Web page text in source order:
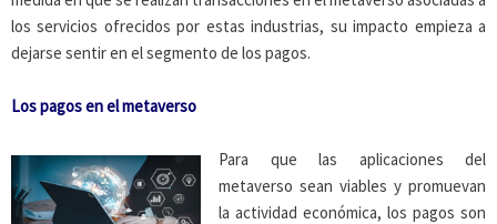
los servicios ofrecidos por estas industrias, su impacto empieza a
dejarse sentir en el segmento de los pagos.
Los pagos en el metaverso
Para que las aplicaciones del
metaverso sean viables y promuevan
la actividad económica, los pagos son